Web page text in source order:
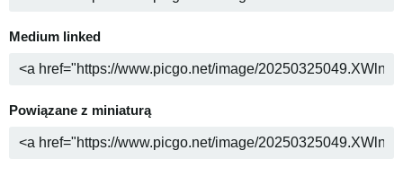
Medium linked
Powiązane z miniaturą